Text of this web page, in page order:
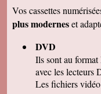
bonne qualité.
Marcel G
numerisées.
René DR
Nous avons
récupération
Vos cassettes
plus moderneset
DVD
Ils sont au
avec les lecteurs
Les fichiers